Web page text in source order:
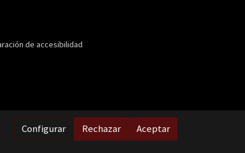
de accesibilidad
Configurar Rechazar Aceptar